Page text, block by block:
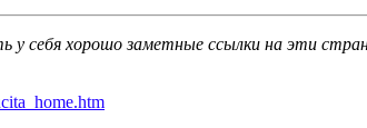
у себя хорошо заметные ссылки на эти